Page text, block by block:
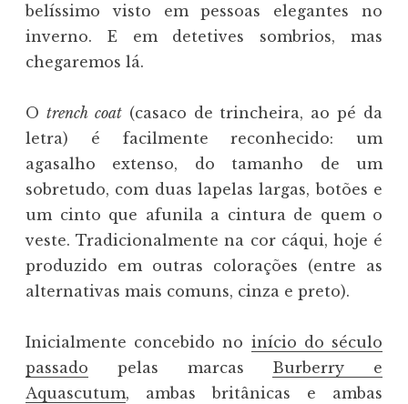
belíssimo visto em pessoas elegantes no
inverno. E em detetives sombrios, mas
chegaremos lá.
O trench coat(casaco de trincheira, ao pé da
letra) é facilmente reconhecido: um
agasalho extenso, do tamanho de um
sobretudo, com duas lapelas largas, botões e
um cinto que afunila a cintura de quem o
veste. Tradicionalmente na cor cáqui, hoje é
produzido em outras colorações (entre as
alternativas mais comuns, cinza e preto).
Inicialmente concebido no início do século
passado pelas marcas Burberry e
Aquascutum, ambas britânicas e ambas